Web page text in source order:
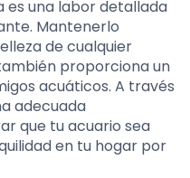
es una labor detallada
Mantenerlo
de cualquier
proporciona un
acuáticos. A través
adecuada
que tu acuario sea
en tu hogar por